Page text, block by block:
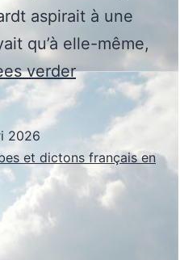
aspirait à une
qu’à elle-même,
verderAd
Reinhardt
2026
et dictons français en